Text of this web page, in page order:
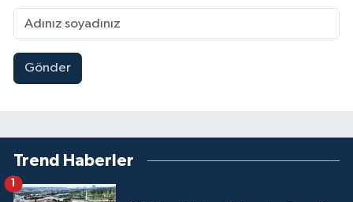
Gönder
Trend Haberler
1